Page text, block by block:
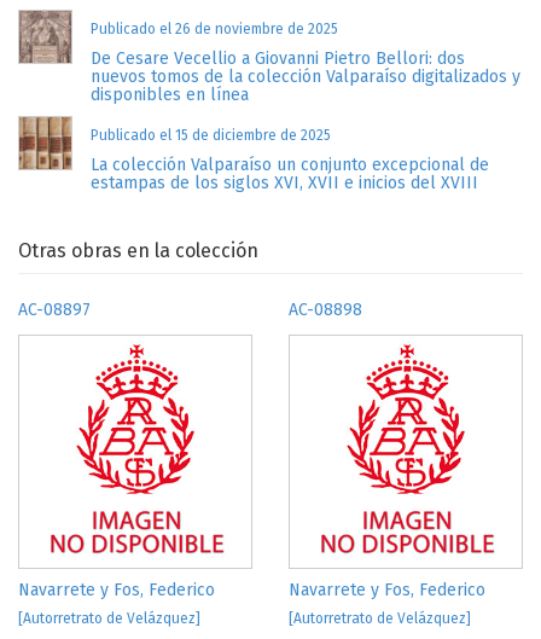
Publicado el 26 de noviembre de 2025
De Cesare Vecellio a Giovanni Pietro Bellori: dos
nuevos tomos de la colección Valparaíso digitalizados y
disponibles en línea
Publicado el 15 de diciembre de 2025
La colección Valparaíso un conjunto excepcional de
estampas de los siglos XVI, XVII e inicios del XVIII
Otras obras en la colección
AC-08897
Navarrete y Fos, Federico
[Autorretrato de Velázquez]
AC-08898
Navarrete y Fos, Federico
[Autorretrato de Velázquez]